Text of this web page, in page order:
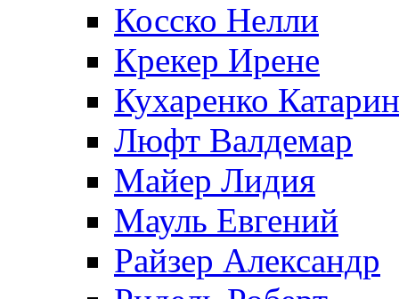
Косско Нелли
Крекер Ирене
Кухаренко
Люфт Валдемaр
Майер Лидия
Мауль Евгений
Райзер Александр